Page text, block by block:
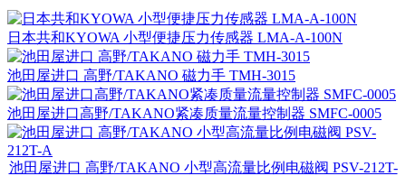
日本共和KYOWA 小型便捷压力传感器 LMA-A-100N
池田屋进口 高野/TAKANO 磁力手 TMH-3015
池田屋进口高野/TAKANO紧凑质量流量控制器 SMFC-0005
池田屋进口 高野/TAKANO 小型高流量比例电磁阀 PSV-212T-